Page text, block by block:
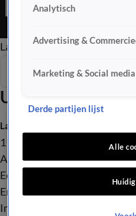
vondelpark, maar houden
grote zak geld mee.
Late EditieOchtend Editie
Uitzendingen
Seizoen 2026
Laatste nieuws
112
Advies & Tips
Economie
Entertainment
Infrastructuur
Analytisch
Advertising &
Marketing & Social media
Derde partijen lijst
Alle